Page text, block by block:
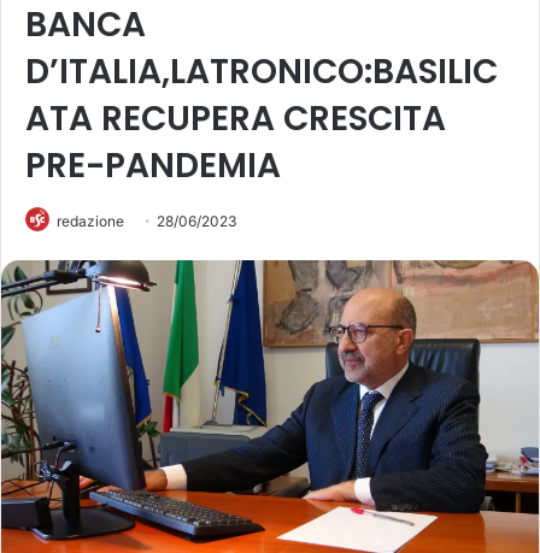
BANCA
D’ITALIA,LATRONICO:BASILIC
ATA RECUPERA CRESCITA
PRE-PANDEMIA
redazione 28/06/2023